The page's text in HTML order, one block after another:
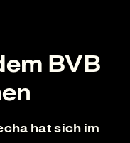
BVB
hat sich im